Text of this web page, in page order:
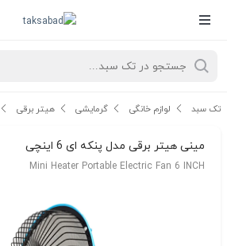
تک سبد لوازم خانگی گرمایشی هیتر برقی
مینی هیتر برقی مدل پنکه ای 6 اینچی
Mini Heater Portable Electric Fan 6 INCH